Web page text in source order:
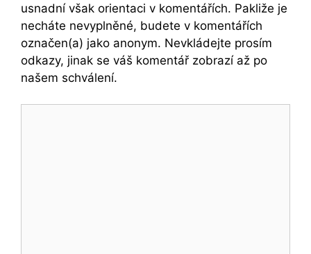
usnadní však orientaci v komentářích. Pakliže je
necháte nevyplněné, budete v komentářích
označen(a) jako anonym. Nevkládejte prosím
odkazy, jinak se váš komentář zobrazí až po
našem schválení.